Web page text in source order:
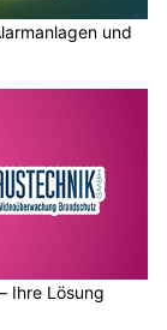
und
Ihre Lösung